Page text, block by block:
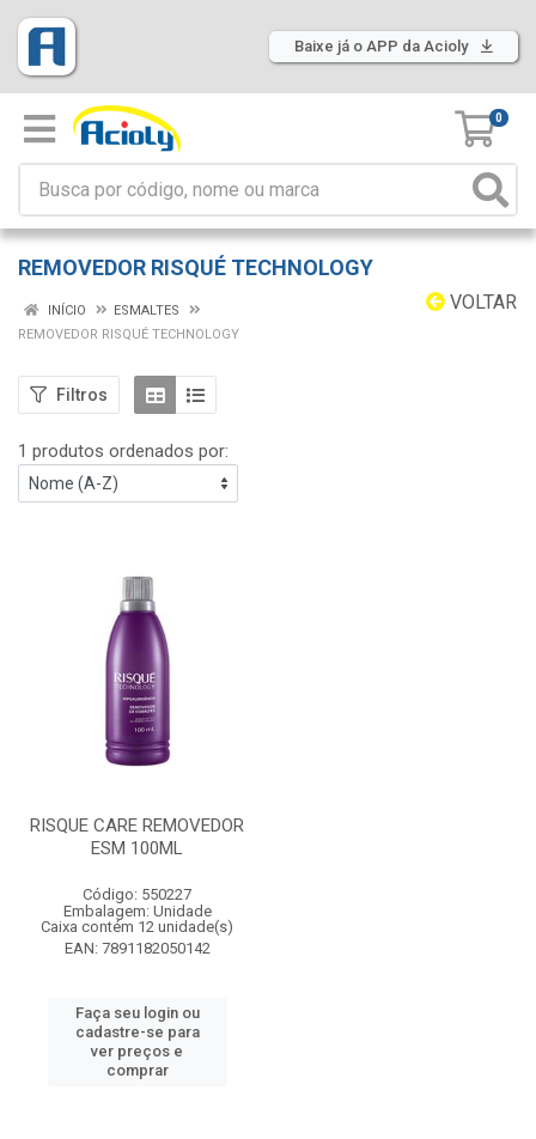
Baixe já o APP da Acioly
0
REMOVEDOR RISQUÉ TECHNOLOGY
VOLTAR
INÍCIO
ESMALTES
REMOVEDOR RISQUÉ TECHNOLOGY
Filtros
1 produtos ordenados por:
RISQUE CARE REMOVEDOR
ESM 100ML
Código: 550227
Embalagem: Unidade
Caixa contém 12 unidade(s)
EAN: 7891182050142
Faça seu login ou
cadastre-se para
ver preços e
comprar